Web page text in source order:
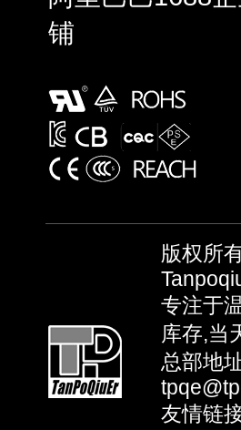
铺
版权所
专注于
库存,当
总部地
友情链